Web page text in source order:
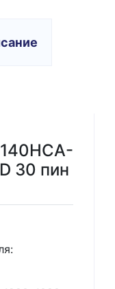
30 пин